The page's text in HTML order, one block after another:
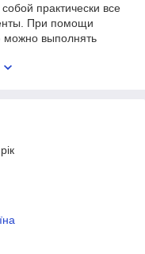
практически все
При помощи
можно выполнять
лазерный луч,
одной десятой
десятков метров.
ценой имеют
хорошо видим
либо же
в
и начать им